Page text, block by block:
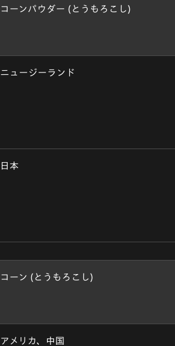
コーンパウダー (とうもろこし)
ニュージーランド
日本
コーン (とうもろこし)
アメリカ、中国